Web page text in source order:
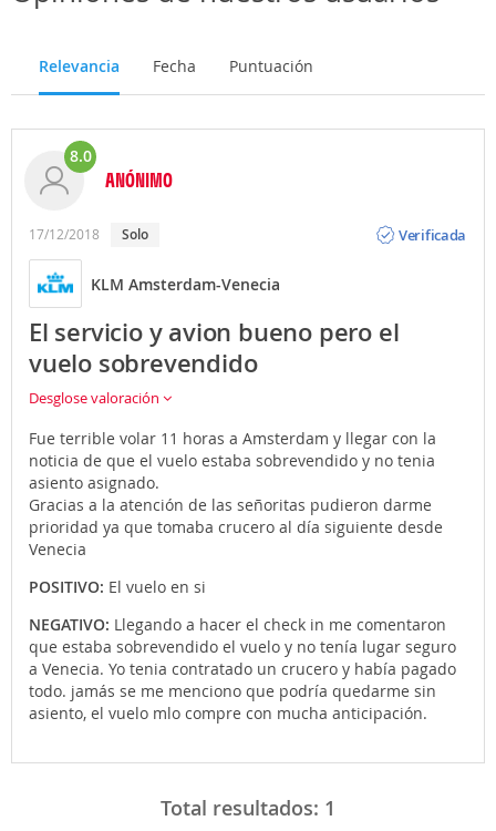
Relevancia Fecha Puntuación
8.0
ANÓNIMO
17/12/2018 solo
Verificada
KLM Amsterdam-Venecia
El servicio y avion bueno pero el
vuelo sobrevendido
Desglose valoración
Fue terrible volar 11 horas a Amsterdam y llegar con la
noticia de que el vuelo estaba sobrevendido y no tenia
asiento asignado.
Gracias a la atención de las señoritas pudieron darme
prioridad ya que tomaba crucero al día siguiente desde
Venecia
POSITIVO: El vuelo en si
NEGATIVO: Llegando a hacer el check in me comentaron
que estaba sobrevendido el vuelo y no tenía lugar seguro
a Venecia. Yo tenia contratado un crucero y había pagado
todo. jamás se me menciono que podría quedarme sin
asiento, el vuelo mlo compre con mucha anticipación.
Total resultados: 1